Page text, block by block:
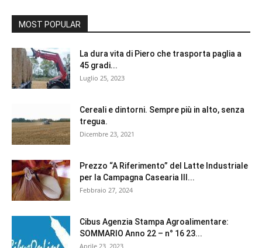
MOST POPULAR
La dura vita di Piero che trasporta paglia a
45 gradi...
Luglio 25, 2023
Cereali e dintorni. Sempre più in alto, senza
tregua.
Dicembre 23, 2021
Prezzo “A Riferimento” del Latte Industriale
per la Campagna Casearia III...
Febbraio 27, 2024
Cibus Agenzia Stampa Agroalimentare:
SOMMARIO Anno 22 – n° 16 23...
Aprile 23, 2023